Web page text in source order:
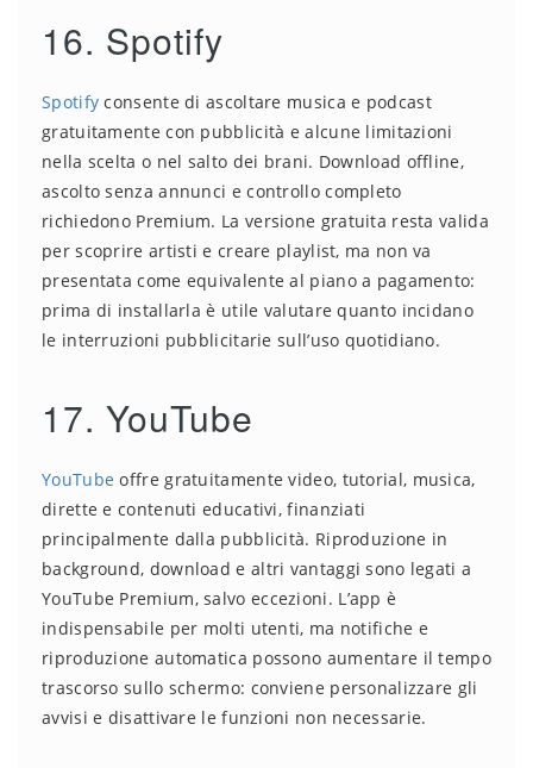
16. Spotify
Spotify consente di ascoltare musica e podcast
gratuitamente con pubblicità e alcune limitazioni
nella scelta o nel salto dei brani. Download offline,
ascolto senza annunci e controllo completo
richiedono Premium. La versione gratuita resta valida
per scoprire artisti e creare playlist, ma non va
presentata come equivalente al piano a pagamento:
prima di installarla è utile valutare quanto incidano
le interruzioni pubblicitarie sull’uso quotidiano.
17. YouTube
YouTube offre gratuitamente video, tutorial, musica,
dirette e contenuti educativi, finanziati
principalmente dalla pubblicità. Riproduzione in
background, download e altri vantaggi sono legati a
YouTube Premium, salvo eccezioni. L’app è
indispensabile per molti utenti, ma notifiche e
riproduzione automatica possono aumentare il tempo
trascorso sullo schermo: conviene personalizzare gli
avvisi e disattivare le funzioni non necessarie.